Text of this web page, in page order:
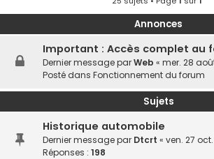
Annonces
Important : Accès complet au
Dernier message parWeb « mer. 28
Posté dans Fonctionnement du forum
Sujets
Historique automobile
Dernier message par Dtcrt « ven. 27
Réponses : 198